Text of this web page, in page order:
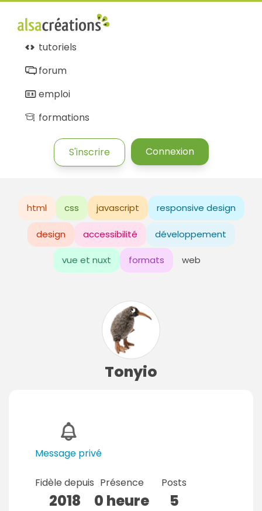
tutoriels
forum
emploi
formations
S'inscrire Connexion
html css javascript responsive design
design accessibilité développement
vue et nuxt formats web
Tonyio
Message privé
Fidèle depuis
2018
Présence
0 heure
Posts
5